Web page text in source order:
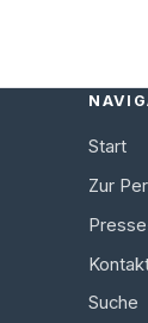
Start
Zur
Suche